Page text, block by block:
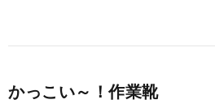
かっこい～！作業靴